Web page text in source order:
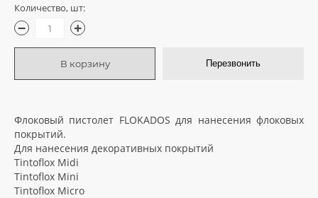
трафареты для декора
Флоковый пистолет FLOKADOS для нанесения флоковых
покрытий.
Для нанесения декоративных покрытий
Tintoflox Midi
Tintoflox Mini
Tintoflox Micro
Количество, шт:
− +
В корзину Перезвонить